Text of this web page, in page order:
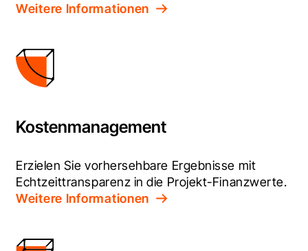
Weitere Informationen
Kostenmanagement
Erzielen Sie vorhersehbare Ergebnisse mit
Echtzeittransparenz in die Projekt-Finanzwerte.
Weitere Informationen